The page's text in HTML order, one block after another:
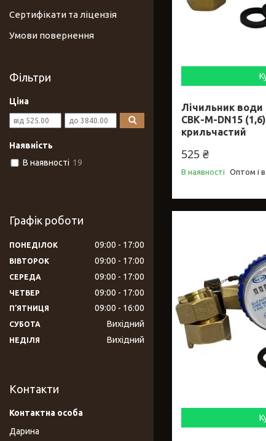
Лічильник води
СВК-М-DN15
крильчастий
525 ₴
В наявності Оптом і
Сертифікати та ліцензія
Умови повернення
Фільтри
Ціна
Наявність
В наявності 19
Графік роботи
ПОНЕДІЛОК 09:00 17:00
ВІВТОРОК 09:00 17:00
СЕРЕДА 09:00 17:00
ЧЕТВЕР 09:00 17:00
ПʼЯТНИЦЯ 09:00 16:00
СУБОТА Вихідний
НЕДІЛЯ Вихідний
Контакти
Дарина